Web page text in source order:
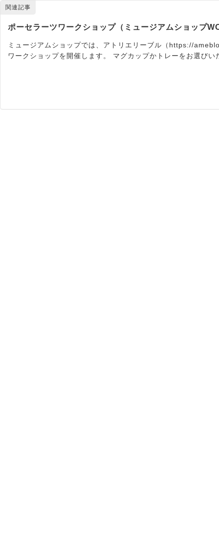
関連記事
ポーセラーツワークショップ（ミュージアムショップ
ミュージアムショップでは、アトリエリーブル（https://
ワークショップを開催します。 マグカップかトレーをお選びい